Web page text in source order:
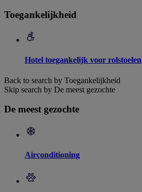
Toegankelijkheid
Hotel toegankelijk voor rolstoelen
Back to search by Toegankelijkheid
Skip search by De meest gezochte
De meest gezochte
Airconditioning